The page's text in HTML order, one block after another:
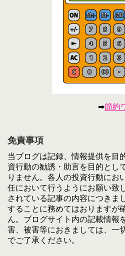
➡節約
免責事項
当ブログは記録、情報提供を目
資行動の勧誘・助言を目的とし
りません。各人の投資行動にお
任において行うようにお願い致
されている記事の内容につきま
することに務めてはおりますが
ん。ブログサイト内の記載情報
害、被害等におきましては、一
でご了承ください。